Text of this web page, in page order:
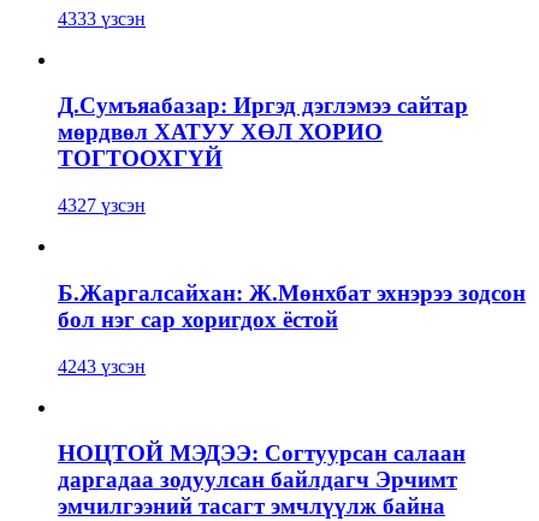
4333 үзсэн
Д.Сумъяабазар: Иргэд дэглэмээ сайтар
мөрдвөл ХАТУУ ХӨЛ ХОРИО
ТОГТООХГҮЙ
4327 үзсэн
Б.Жаргалсайхан: Ж.Мөнхбат эхнэрээ зодсон
бол нэг сар хоригдох ёстой
4243 үзсэн
НОЦТОЙ МЭДЭЭ: Согтуурсан салаан
даргадаа зодуулсан байлдагч Эрчимт
эмчилгээний тасагт эмчлүүлж байна